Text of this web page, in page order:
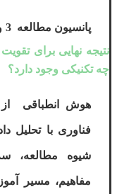
پانسیون مطالعه 3
نتیجه نهایی برای
چه تکنیکی وجود دارد؟
هوش انطباقی
فناوری با تحلیل
شیوه مطالعه،
مفاهیم، مسیر